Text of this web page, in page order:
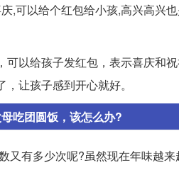
,可以给个红包给小孩,高兴高兴
以给孩子发红包，表示喜庆和
让孩子感到开心就好。
吃团圆饭，该怎么办?
又有多少次呢?虽然现在年味越